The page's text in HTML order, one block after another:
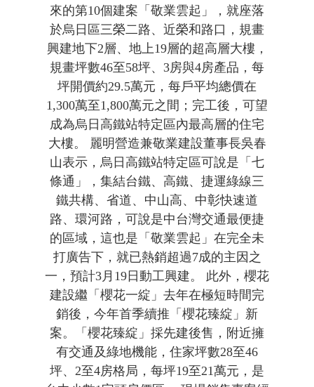
來的第10個建案「敬業雲起」，就座落
於烏日區三榮二路、近榮和路口，規畫
興建地下2層、地上19層的超高層大樓，
規畫坪數46至58坪、3房與4房產品，每
坪開價約29.5萬元，每戶平均總價在
1,300萬至1,800萬元之間；完工後，可望
成為烏日高鐵站特定區內最高層的住宅
大樓。 麗明營造兼敬業建設董事長吳春
山表示，烏日高鐵站特定區可說是「七
條通」，集結台鐵、高鐵、捷運綠線三
鐵共構、省道、中山高、中彰快速道
路、環河路，可說是中台灣交通最便捷
的區域，這也是「敬業雲起」在完全未
打廣告下，就已熱銷超過7成的主因之
一，預計3月19日動工興建。 此外，櫻花
建設繼「櫻花一綻」去年在極短時間完
銷後，今年首季續推「櫻花臻綻」新
案。「櫻花臻綻」採先建後售，附近擁
有交通及綠地機能，住家坪數28至46
坪、2至4房格局，每坪19至21萬元，是